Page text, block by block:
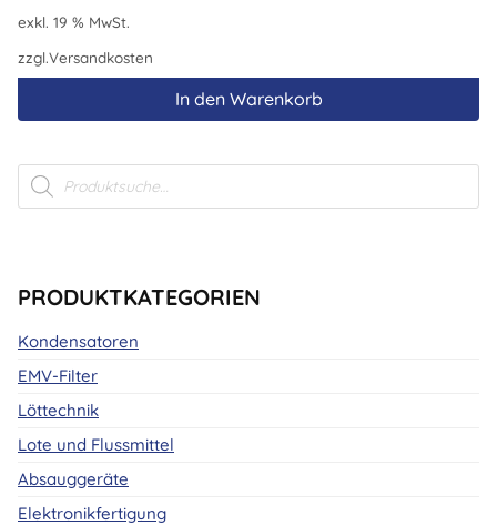
exkl. 19 % MwSt.
zzgl.Versandkosten
In den Warenkorb
Products
search
PRODUKTKATEGORIEN
Kondensatoren
EMV-Filter
Löttechnik
Lote und Flussmittel
Absauggeräte
Elektronikfertigung